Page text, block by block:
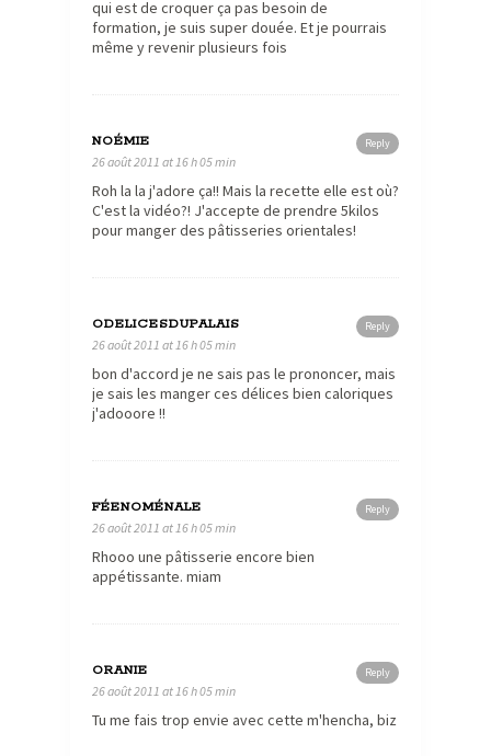
qui est de croquer ça pas besoin de
formation, je suis super douée. Et je pourrais
même y revenir plusieurs fois
Reply
NOÉMIE
26 août 2011 at 16 h 05 min
Roh la la j'adore ça!! Mais la recette elle est où?
C'est la vidéo?! J'accepte de prendre 5kilos
pour manger des pâtisseries orientales!
Reply
ODELICESDUPALAIS
26 août 2011 at 16 h 05 min
bon d'accord je ne sais pas le prononcer, mais
je sais les manger ces délices bien caloriques
j'adooore !!
Reply
FÉENOMÉNALE
26 août 2011 at 16 h 05 min
Rhooo une pâtisserie encore bien
appétissante. miam
Reply
ORANIE
26 août 2011 at 16 h 05 min
Tu me fais trop envie avec cette m'hencha, biz